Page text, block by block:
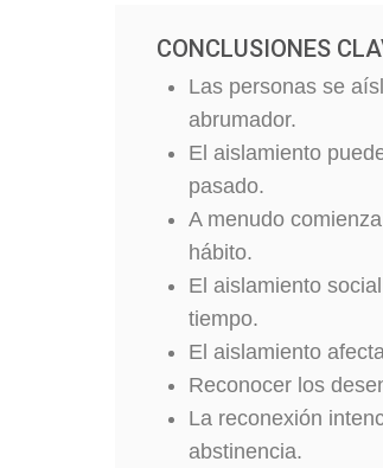
CONCLUSIONES
Las personas se
abrumador.
El aislamiento
pasado.
A menudo
hábito.
El aislamiento
tiempo.
El aislamiento
Reconocer los
La reconexión
abstinencia.